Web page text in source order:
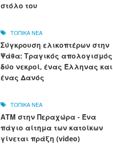
στόλο του
ΤΟΠΙΚΑ ΝΕΑ
Σύγκρουση ελικοπτέρων στην
Ψάθα: Τραγικός απολογισμός
δύο νεκροί, ένας Έλληνας και
ένας Δανός
ΤΟΠΙΚΑ ΝΕΑ
ΑΤΜ στην Περαχώρα - Ένα
πάγιο αίτημα των κατοίκων
γίνεται πράξη (video)